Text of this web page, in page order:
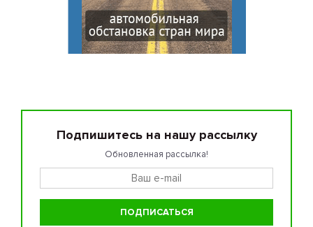
Подпишитесь на нашу рассылку
Обновленная рассылка!